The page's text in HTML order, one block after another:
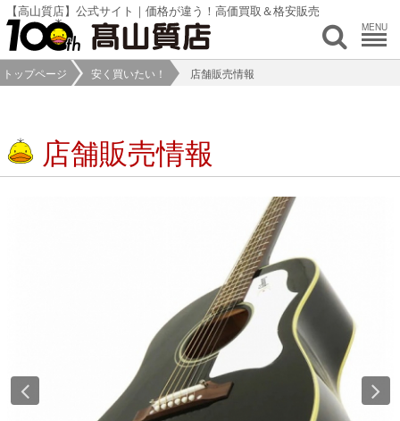
【高山質店】公式サイト｜価格が違う！高価買取＆格安販売
MENU
トップページ 安く買いたい！ 店舗販売情報
店舗販売情報